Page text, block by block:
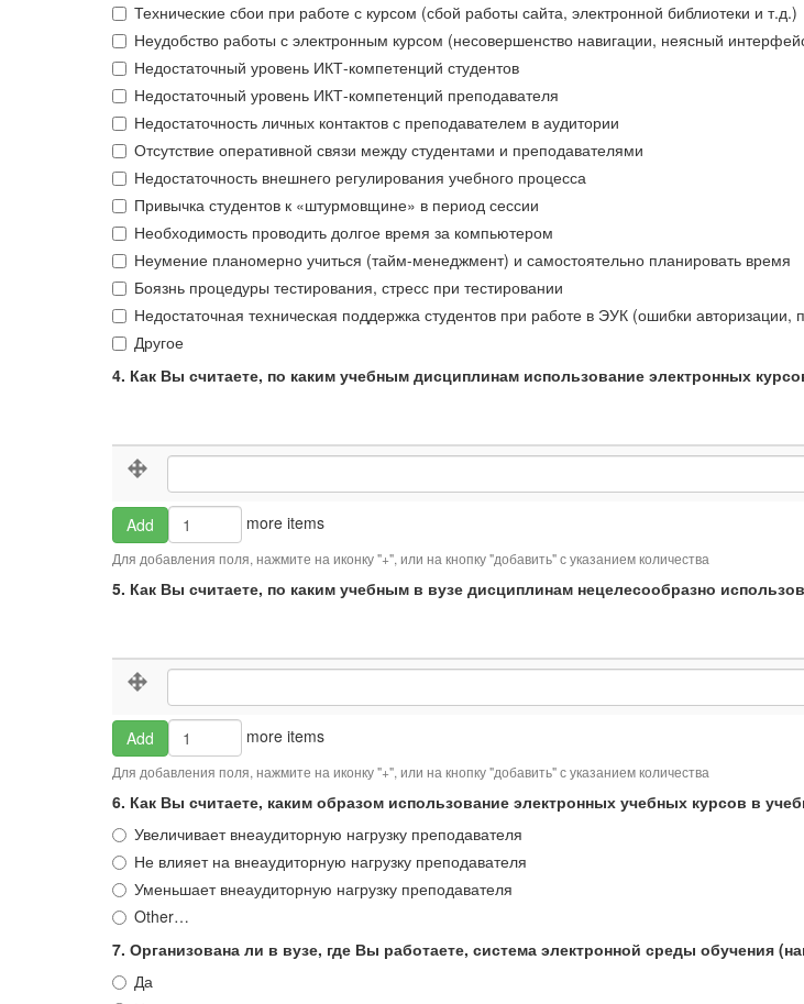
Технические сбои при работе с курсом (сбой работы сайта, электронной библиотеки и т.д.)
Неудобство работы с электронным курсом (несовершенство навигации, неясный
Недостаточный уровень ИКТ-компетенций студентов
Недостаточный уровень ИКТ-компетенций преподавателя
Недостаточность личных контактов с преподавателем в аудитории
Отсутствие оперативной связи между студентами и преподавателями
Недостаточность внешнего регулирования учебного процесса
Привычка студентов к «штурмовщине» в период сессии
Необходимость проводить долгое время за компьютером
Неумение планомерно учиться (тайм-менеджмент) и самостоятельно планировать время
Боязнь процедуры тестирования, стресс при тестировании
Недостаточная техническая поддержка студентов при работе в ЭУК (ошибки авторизации,
Другое
4. Как Вы считаете, по каким учебным дисциплинам использование электронных
4.
Как
считаете,
по
каким
учебным
дисциплинам
курсов
в
вузе
наиболее
предпочтительно?
4. Как Вы считаете, по каким учебным дисциплинам использование
Add
Add
more
items
more items
Для добавления поля, нажмите на иконку "+", или на кнопку "добавить" с указанием количества
5. Как Вы считаете, по каким учебным в вузе дисциплинам нецелесообразно
5.
Как
считаете,
по
каким
учебным
в
вузе
дисциплинам
нецелесообразно
использовать
электронные
курсы?
5. Как Вы считаете, по каким учебным в вузе дисциплинам нецелесообразно
Add
Add
more
items
more items
Для добавления поля, нажмите на иконку "+", или на кнопку "добавить" с указанием количества
6. Как Вы считаете, каким образом использование электронных учебных курсов в
Увеличивает внеаудиторную нагрузку преподавателя
Не влияет на внеаудиторную нагрузку преподавателя
Уменьшает внеаудиторную нагрузку преподавателя
Other…
7. Организована ли в вузе, где Вы работаете, система электронной среды обучения
Да